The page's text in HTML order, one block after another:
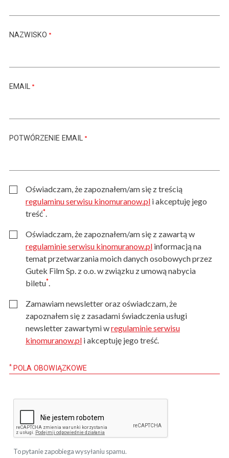
NAZWISKO
EMAIL
POTWÓRZENIE EMAIL
Oświadczam, że zapoznałem/am się z treścią
regulaminu serwisu kinomuranow.pl i akceptuję jego
treść*.
Oświadczam, że zapoznałem/am się z zawartą w
regulaminie serwisu kinomuranow.pl informacją na
temat przetwarzania moich danych osobowych przez
Gutek Film Sp. z o.o. w związku z umową nabycia
biletu*.
Zamawiam newsletter oraz oświadczam, że
zapoznałem się z zasadami świadczenia usługi
newsletter zawartymi wregulaminie serwisu
kinomuranow.pl i akceptuję jego treść.
* POLA OBOWIĄZKOWE
To pytanie zapobiega wysyłaniu spamu.